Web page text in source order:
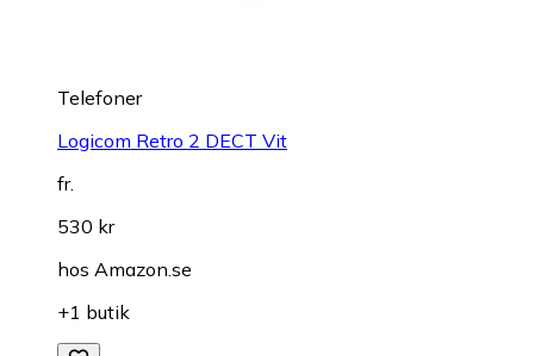
Telefoner
Logicom Retro 2 DECT Vit
fr.
530 kr
hos Amazon.se
+1 butik